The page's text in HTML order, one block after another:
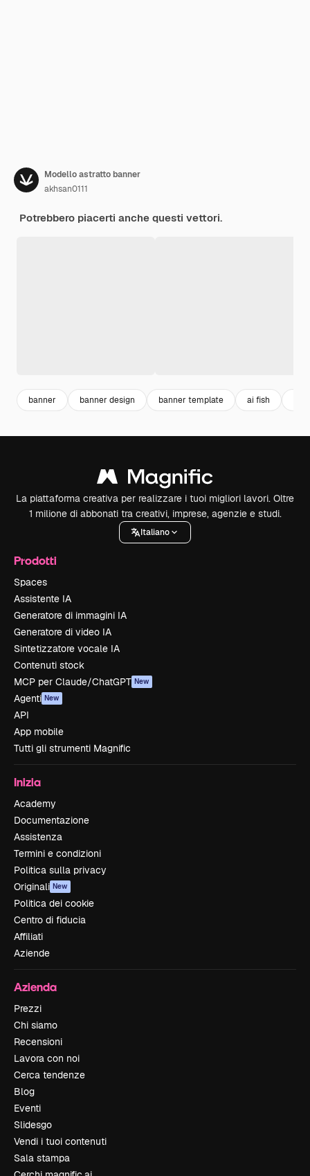
Modello astratto banner
akhsan0111
Potrebbero piacerti anche questi vettori.
banner banner design banner template ai fish
La piattaforma creativa per realizzare i tuoi migliori lavori. Oltre
1 milione di abbonati tra creativi, imprese, agenzie e studi.
Italiano
Prodotti
Spaces
Assistente IA
Generatore di immagini IA
Generatore di video IA
Sintetizzatore vocale IA
Contenuti stock
MCP per Claude/ChatGPT New
Agenti New
API
App mobile
Tutti gli strumenti Magnific
Inizia
Academy
Documentazione
Assistenza
Termini e condizioni
Politica sulla privacy
Originali New
Politica dei cookie
Centro di fiducia
Affiliati
Aziende
Azienda
Prezzi
Chi siamo
Recensioni
Lavora con noi
Cerca tendenze
Blog
Eventi
Slidesgo
Vendi i tuoi contenuti
Sala stampa